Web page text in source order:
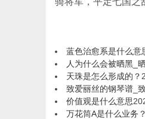
蓝色治愈系是什么意
人为什么会被晒黑_
天珠是怎么形成的？
致爱丽丝的钢琴谱_
价值观是什么意思
万花筒A是什么业务